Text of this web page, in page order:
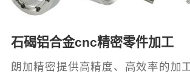
石碣铝合金cnc精密零件加工
朗加精密提供高精度、高效率的加